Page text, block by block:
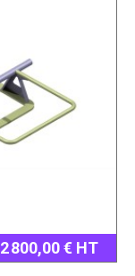
2 800,00 € HT